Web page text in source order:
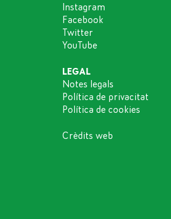
Instagram
Facebook
Twitter
YouTube
LEGAL
Notes legals
Política de privacitat
Política de cookies
Crèdits web